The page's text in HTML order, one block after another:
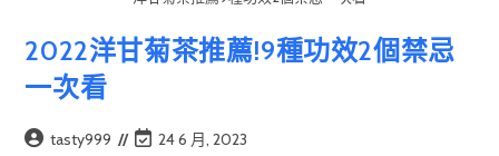
2022洋甘菊茶推薦!9種功效2個禁忌
一次看
Posttasty999
Post24 6 月, 2023